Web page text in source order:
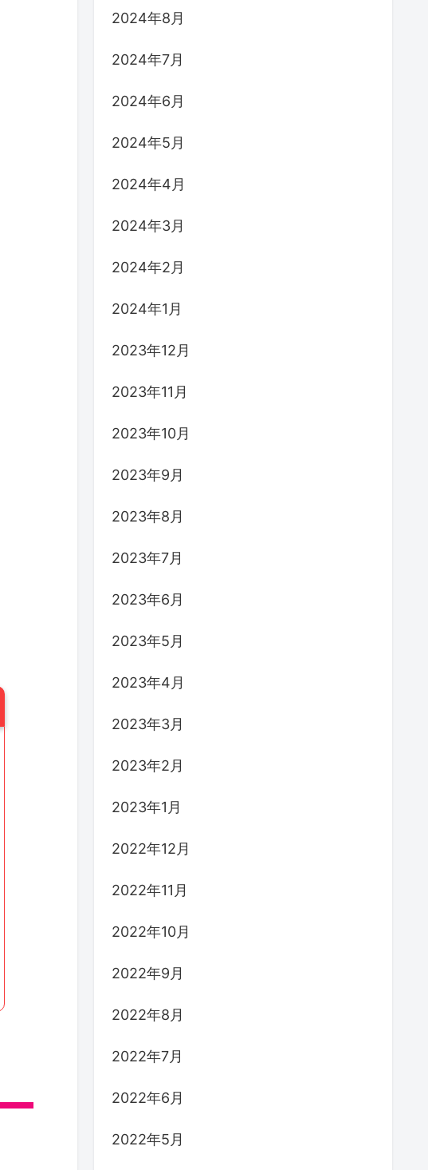
2024年8月
2024年7月
2024年6月
2024年5月
2024年4月
2024年3月
2024年2月
2024年1月
2023年12月
2023年11月
2023年10月
2023年9月
2023年8月
2023年7月
2023年6月
2023年5月
2023年4月
2023年3月
2023年2月
2023年1月
2022年12月
2022年11月
2022年10月
2022年9月
2022年8月
2022年7月
2022年6月
2022年5月